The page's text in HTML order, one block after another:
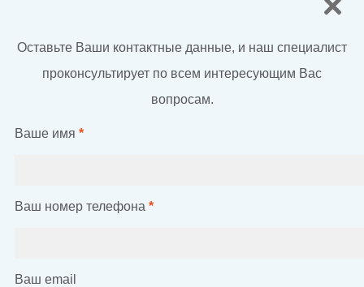
Оставьте Ваши контактные данные, и наш специалист
проконсультирует по всем интересующим Вас
вопросам.
Ваше имя *
Ваш номер телефона *
Ваш email